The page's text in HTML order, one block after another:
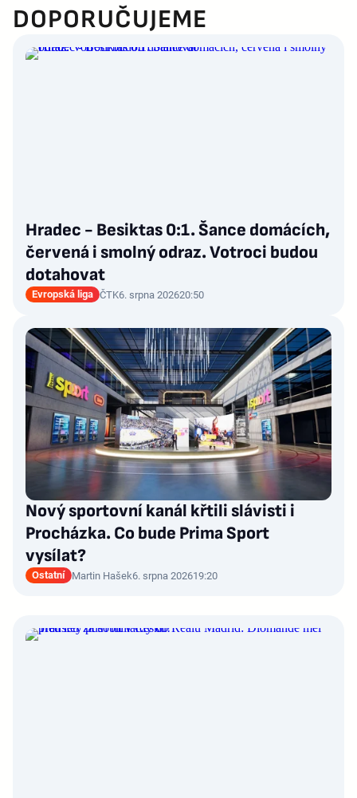
DOPORUČUJEME
Hradec - Besiktas 0:1. Šance domácích,
červená i smolný odraz. Votroci budou
dotahovat
Evropská liga ČTK6. srpna 202620:50
Nový sportovní kanál křtili slávisti i
Procházka. Co bude Prima Sport
vysílat?
Ostatní Martin Hašek6. srpna 202619:20